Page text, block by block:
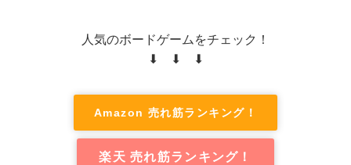
人気のボードゲームをチェック！
⬇ ⬇ ⬇
Amazon 売れ筋ランキング！
楽天 売れ筋ランキング！